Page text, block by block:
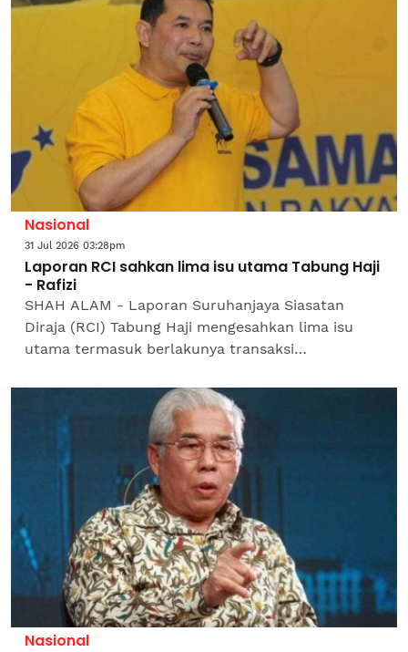
Nasional
31 Jul 2026 03:28pm
Laporan RCI sahkan lima isu utama Tabung Haji
- Rafizi
SHAH ALAM - Laporan Suruhanjaya Siasatan
Diraja (RCI) Tabung Haji mengesahkan lima isu
utama termasuk berlakunya transaksi
berada dalam negatif sehingga...
Nasional